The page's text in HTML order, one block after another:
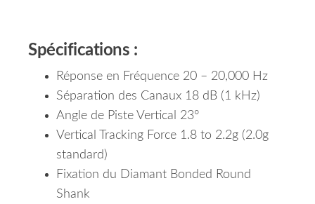
Spécifications :
Réponse en Fréquence 20 – 20,000 Hz
Séparation des Canaux 18 dB (1 kHz)
Angle de Piste Vertical 23°
Vertical Tracking Force 1.8 to 2.2g (2.0g
standard)
Fixation du Diamant Bonded Round
Shank